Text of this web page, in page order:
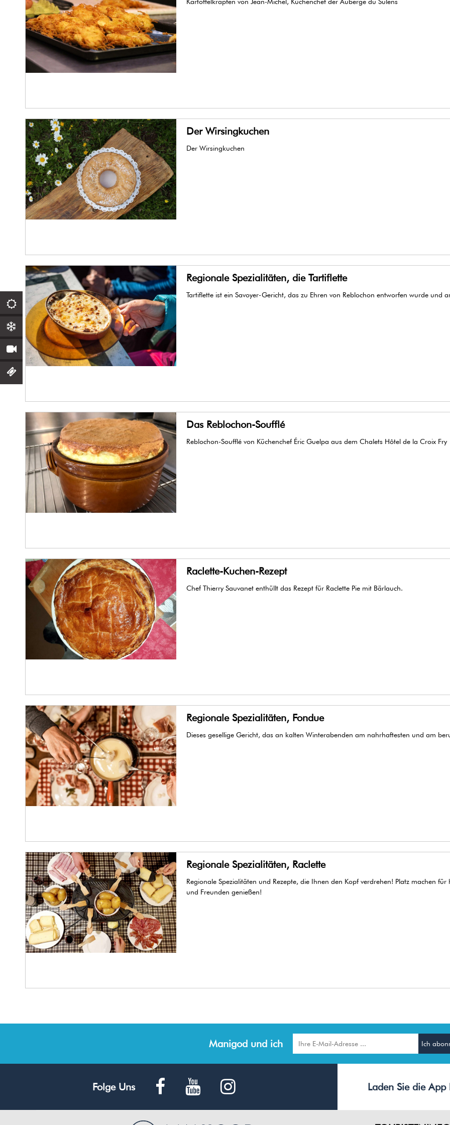
Der Wirsingkuchen
Der Wirsingkuchen
Regionale Spezialitäten, die Tartiflette
Tartiflette ist ein Savoyer-Gericht, das zu Ehren von Reblochon entworfen wurde und
Das Reblochon-Soufflé
Reblochon-Soufflé von Küchenchef Éric Guelpa aus dem Chalets Hôtel de la Croix Fry
Raclette-Kuchen-Rezept
Chef Thierry Sauvanet enthüllt das Rezept für Raclette Pie mit Bärlauch.
Regionale Spezialitäten, Fondue
Dieses gesellige Gericht, das an kalten Winterabenden am nahrhaftesten und am
Regionale Spezialitäten, Raclette
Regionale Spezialitäten und Rezepte, die Ihnen den Kopf verdrehen! Platz machen
und Freunden genießen!
Manigod und ich
Folge Uns Laden Sie die App